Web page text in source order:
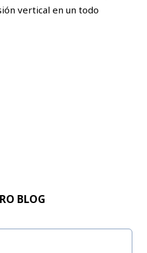
vertical en un todo
BLOG